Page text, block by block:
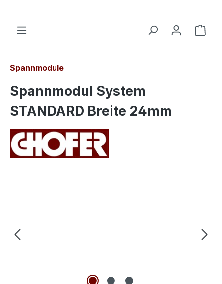
Spannmodule
Spannmodul System
STANDARD Breite 24mm